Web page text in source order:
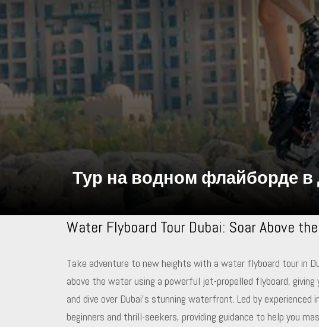
Тур на водном флайборде в
Water Flyboard Tour Dubai: Soar Above
Take adventure to new heights with a water flyboard tour in
above the water using a powerful jet-propelled flyboard,
and dive over Dubai’s stunning waterfront. Led by
beginners and thrill-seekers, providing guidance to help you